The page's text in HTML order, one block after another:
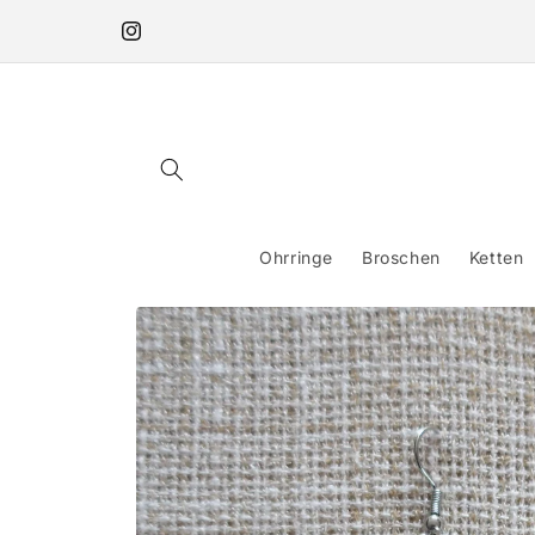
Instagram
Ohrringe Broschen Ketten
Produktinformationen
springen